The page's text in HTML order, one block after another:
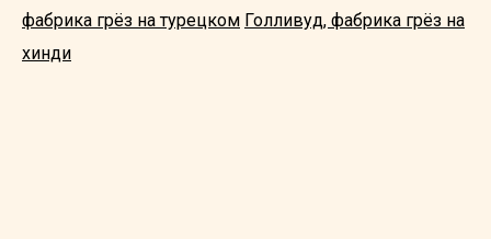
фабрика грёз на турецком Голливуд, фабрика грёз на
хинди